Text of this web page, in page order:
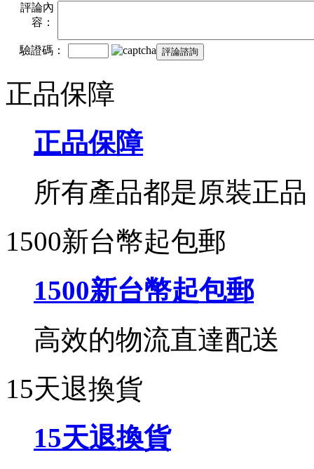
評論內
容：
驗證碼：
正品保障
正品保障
所有產品都是原裝正品
1500新台幣起包郵
1500新台幣起包郵
高效的物流直達配送
15天退換貨
15天退換貨